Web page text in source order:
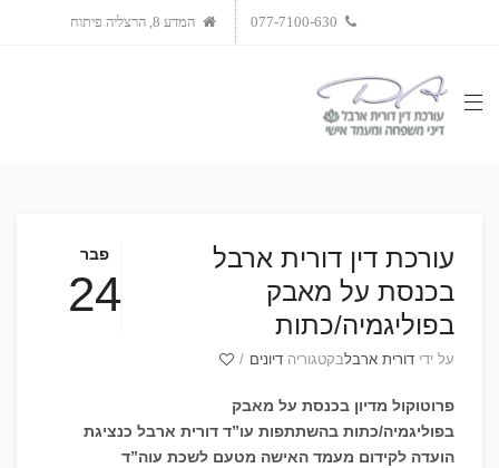
המדע 8, הרצליה פיתוח
פבר
24
עורכת דין דורית ארבל
בכנסת על מאבק
בפוליגמיה/כתות
על ידי דורית ארבלבקטגוריה דיונים /
פרוטוקול מדיון בכנסת על מאבק
בפוליגמיה/כתות בהשתתפות עו”ד דורית ארבל כנציגת
הועדה לקידום מעמד האישה מטעם לשכת עוה”ד